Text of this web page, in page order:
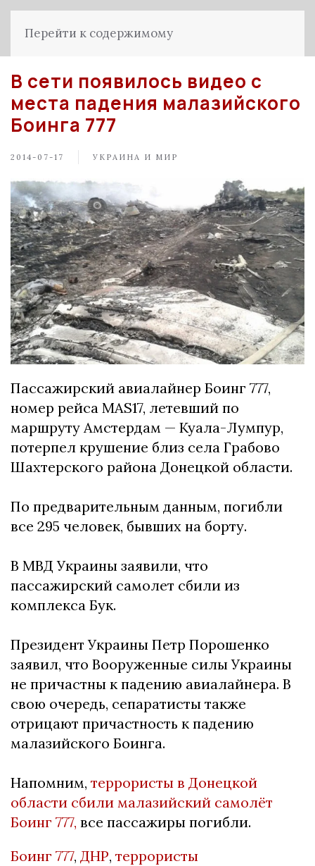
Перейти к содержимому
В сети появилось видео с
места падения малазийского
Боинга 777
2014-07-17 УКРАИНА И МИР
Пассажирский авиалайнер Боинг 777,
номер рейса MAS17, летевший по
маршруту Амстердам — Куала-Лумпур,
потерпел крушение близ села Грабово
Шахтерского района Донецкой области.
По предварительным данным, погибли
все 295 человек, бывших на борту.
В МВД Украины заявили, что
пассажирский самолет сбили из
комплекса Бук.
Президент Украины Петр Порошенко
заявил, что Вооруженные силы Украины
не причастны к падению авиалайнера. В
свою очередь, сепаратисты также
отрицают причастность к падению
малазийского Боинга.
Напомним, террористы в Донецкой
области сбили малазийский самолёт
Боинг 777, все пассажиры погибли.
Боинг 777, ДНР, террористы